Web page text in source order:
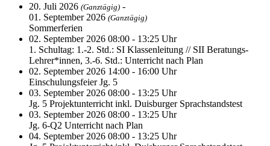
20. Juli 2026 (Ganztägig) -
01. September 2026 (Ganztägig)
Sommerferien
02. September 2026 08:00 - 13:25 Uhr
1. Schultag: 1.-2. Std.: SI Klassenleitung // SII Beratungs-
Lehrer*innen, 3.-6. Std.: Unterricht nach Plan
02. September 2026 14:00 - 16:00 Uhr
Einschulungsfeier Jg. 5
03. September 2026 08:00 - 13:25 Uhr
Jg. 5 Projektunterricht inkl. Duisburger Sprachstandstest
03. September 2026 08:00 - 13:25 Uhr
Jg. 6-Q2 Unterricht nach Plan
04. September 2026 08:00 - 13:25 Uhr